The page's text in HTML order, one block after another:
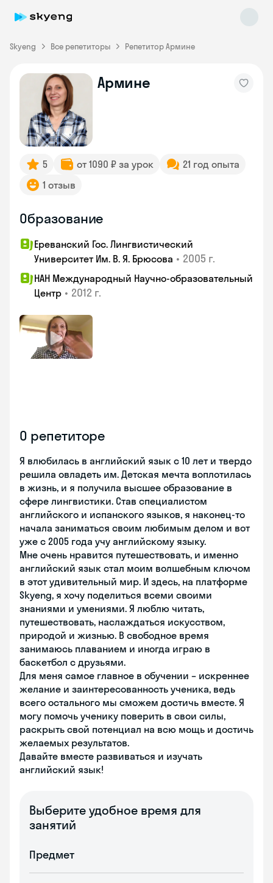
Skyeng Все репетиторы Репетитор Армине
Армине
5 от 1090 ₽ за урок
21 год опыта
1 отзыв
Образование
Ереванский Гос. Лингвистический
Университет Им. В. Я. Брюсова • 2005 г.
НАН Международный Научно-образовательный
Центр • 2012 г.
О репетиторе
Я влюбилась в английский язык с 10 лет и твердо
решила овладеть им. Детская мечта воплотилась
в жизнь, и я получила высшее образование в
сфере лингвистики. Став специалистом
английского и испанского языков, я наконец-то
начала заниматься своим любимым делом и вот
уже с 2005 года учу английскому языку.
Мне очень нравится путешествовать, и именно
английский язык стал моим волшебным ключом
в этот удивительный мир. И здесь, на платформе
Skyeng, я хочу поделиться всеми своими
знаниями и умениями. Я люблю читать,
путешествовать, наслаждаться искусством,
природой и жизнью. В свободное время
занимаюсь плаванием и иногда играю в
баскетбол с друзьями.
Для меня самое главное в обучении – искреннее
желание и заинтересованность ученика, ведь
всего остального мы сможем достичь вместе. Я
могу помочь ученику поверить в свои силы,
раскрыть свой потенциал на всю мощь и достичь
желаемых результатов.
Давайте вместе развиваться и изучать
английский язык!
Выберите удобное время для
занятий
Предмет
Skyeng Chat
online